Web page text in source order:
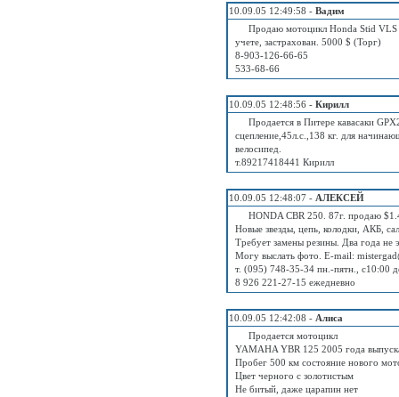
10.09.05 12:49:58 - Вадим
Продаю мотоцикл Honda Stid
учете, застрахован. 5000 $ (Торг)
8-903-126-66-65
533-68-66
10.09.05 12:48:56 - Кирилл
Продается в Питере кавасаки
сцепление,45л.с.,138 кг. для
велосипед.
т.89217418441 Кирилл
10.09.05 12:48:07 - АЛЕКСЕЙ
HONDA CBR 250. 87г. продаю
Новые звезды, цепь, колодки, АКБ,
Требует замены резины. Два года не
Могу выслать фото. E-mail:
т. (095) 748-35-34 пн.-пятн.,
8 926 221-27-15 ежедневно
10.09.05 12:42:08 - Алиса
Продается мотоцикл
YAMAHA YBR 125 2005 года
Пробег 500 км состояние нового
Цвет черного с золотистым
Не битый, даже царапин нет